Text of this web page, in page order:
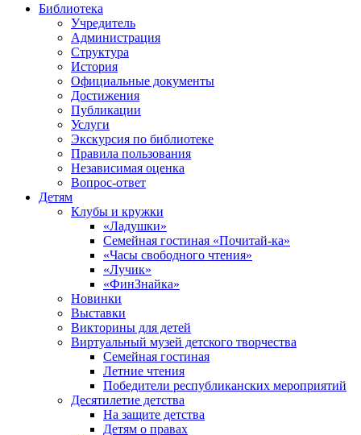
Библиотека
Учредитель
Администрация
Структура
История
Официальные документы
Достижения
Публикации
Услуги
Экскурсия по библиотеке
Правила пользования
Независимая оценка
Вопрос-ответ
Детям
Клубы и кружки
«Ладушки»
Семейная гостиная «Почитай-ка»
«Часы свободного чтения»
«Лучик»
«ФинЗнайка»
Новинки
Выставки
Викторины для детей
Виртуальный музей детского творчества
Семейная гостиная
Летние чтения
Победители республиканских мероприятий
Десятилетие детства
На защите детства
Детям о правах